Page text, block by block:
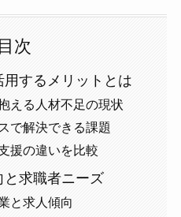
目次
するメリットとは
える人材不足の現状
で解決できる課題
援の違いを比較
求職者ニーズ
と求人傾向